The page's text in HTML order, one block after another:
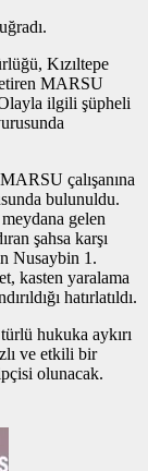
Kızıltepe
MARSU
Olayla ilgili şüpheli
çalışanına
bulunuldu.
gelen
şahsa karşı
Nusaybin 1.
kasten yaralama
hatırlatıldı.
hukuka aykırı
ve etkili bir
olunacak.